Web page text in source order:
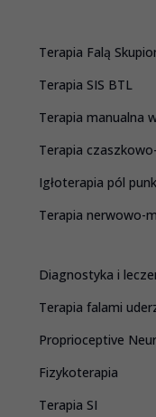
Terapia Falą
Terapia SIS BTL
Terapia manualna
Terapia
Igłoterapia pól
Terapia nerwowo-
Diagnostyka i
Terapia falami
Proprioceptive
Fizykoterapia
Terapia SI